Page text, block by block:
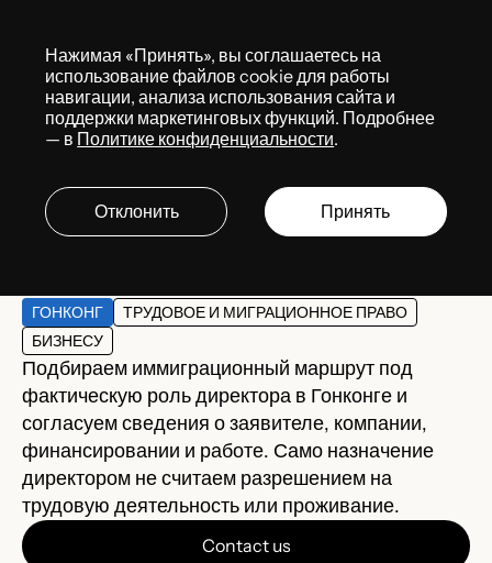
Services
Виза для директора
компании в Гонконге
ГОНКОНГ
ТРУДОВОЕ И МИГРАЦИОННОЕ ПРАВО
БИЗНЕСУ
Подбираем иммиграционный маршрут под
фактическую роль директора в Гонконге и
согласуем сведения о заявителе, компании,
финансировании и работе. Само назначение
директором не считаем разрешением на
трудовую деятельность или проживание.
Contact us
Нажимая «Принять», вы соглашаетесь на
использование файлов cookie для работы
навигации, анализа использования сайта и
поддержки маркетинговых функций. Подробнее
— в Политике конфиденциальности.
Отклонить Принять